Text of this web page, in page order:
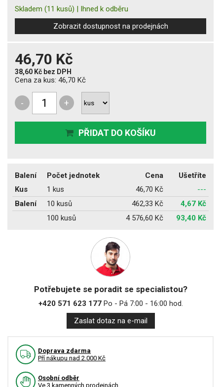
Skladem (11 kusů) | Ihned k odběru
Zobrazit dostupnost na prodejnách
46,70 Kč
38,60 Kč bez DPH
Cena za kus: 46,70 Kč
- +
PŘIDAT DO KOŠÍKU
Balení Počet jednotek Cena
Ušetříte
Kus
1 kus 46,70 Kč
---
Balení
10 kusů 462,33 Kč
4,67 Kč
100 kusů
4 576,60 Kč 93,40 Kč
Potřebujete se poradit se specialistou?
+420 571 623 177Po - Pá 7:00 - 16:00 hod.
Zaslat dotaz na e-mail
Doprava zdarma
Pří nákupu nad 2.000 Kč
Osobní odběr
Ve 3 kamenných prodejnách